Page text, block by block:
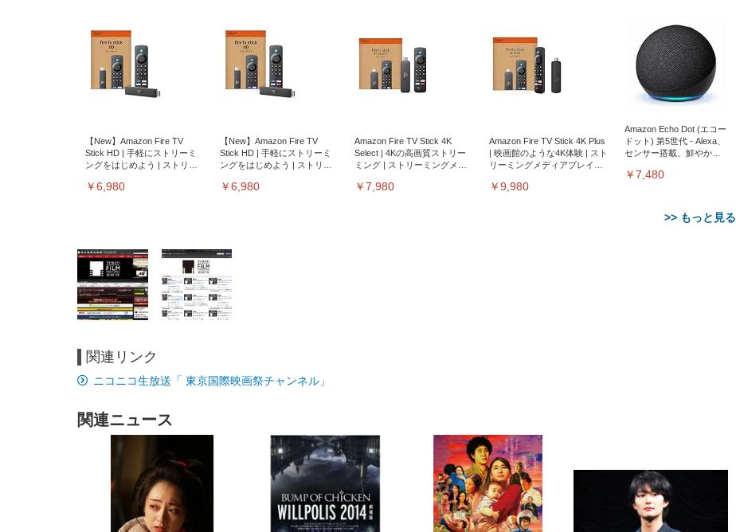
【New】Amazon Fire TV
Stick HD | 手軽にストリーミ
ングをはじめよう | ストリー
￥6,980
【New】Amazon Fire TV
Stick HD | 手軽にストリーミ
ングをはじめよう | ストリー
￥6,980
Amazon Fire TV Stick 4K
Select | 4Kの高画質ストリー
ミング | ストリーミングメデ
￥7,980
Amazon Fire TV Stick 4K Plus
| 映画館のような4K体験 | スト
リーミングメディアプレイヤ
￥9,980
Amazon Echo Dot (エコー
ドット) 第5世代 - Alexa、
センサー搭載、鮮やかな
￥7,480
>> もっと見る
[EdoErgo] オフィスチェア 椅
子 テレワーク 疲れない 跳ね
ト 約105度ロッキング pc 事務
椅子 360度回転 座面昇降 強化
ナイロン樹脂ベース 通気性メ
WY01(黒網+黒枠+黒足)
￥5,699
SIHOO B100 オフィスチェア
／デスクチェア メッシュチェ
式アームレスト 3Dヘッドレス
ト ハンガー付き 高反発クッシ
ョン PCチェア 通気性メッシ
ュ ゲーミング/勉強/事務用 お
しゃれ パソコンチェア (ブラ
ック)
ームレスト 3Dヘッドレスト
ハンガー付き 高反発クッショ
ン PCチェア 通気性メッシュ
ゲーミング/勉強/事務用 おし
ゃれ パソコンチェア (ホワイ
ト)
EIZO ビジネス向けプレミア
ムモニター | FlexScan
ト
￥105,595
ムモニター | FlexScan
イベル VESA対応
ComfortView ビジネス向け
Amazonベーシック ペットシ
ーツ 薄型 レギュラー 1回使い
￥3,373
Amazonベーシック ペットシ
ーツ 厚型 ワイド 42枚x2袋(84
販売)
関連リンク
ニコニコ生放送「 東京国際映画祭チャンネル」
関連ニュース